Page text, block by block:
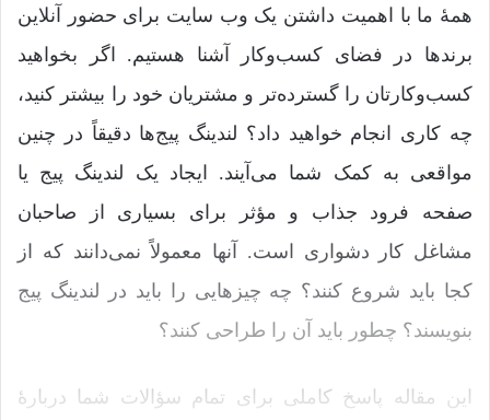
همۀ ما با اهمیت داشتن یک وب سایت برای حضور آنلاین
برندها در فضای کسب‌وکار آشنا هستیم. اگر بخواهید
کسب‌وکارتان را گسترده‌تر و مشتریان خود را بیشتر کنید،
چه کاری انجام خواهید داد؟ لندینگ پیج‌ها دقیقاً در چنین
مواقعی به کمک شما می‌آیند. ایجاد یک لندینگ پیج یا
صفحه فرود جذاب و مؤثر برای بسیاری از صاحبان
مشاغل کار دشواری است. آنها معمولاً نمی‌دانند که از
کجا باید شروع کنند؟ چه چیزهایی را باید در لندینگ پیج
بنویسند؟ چطور باید آن را طراحی کنند؟
این مقاله پاسخ کاملی برای تمام سؤالات شما دربارۀ